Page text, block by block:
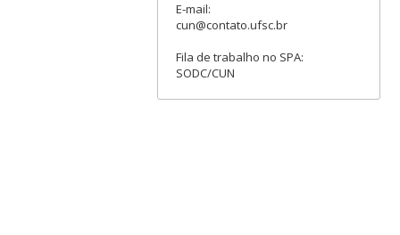
E-mail:
cun@contato.ufsc.br
Fila de trabalho no SPA:
SODC/CUN